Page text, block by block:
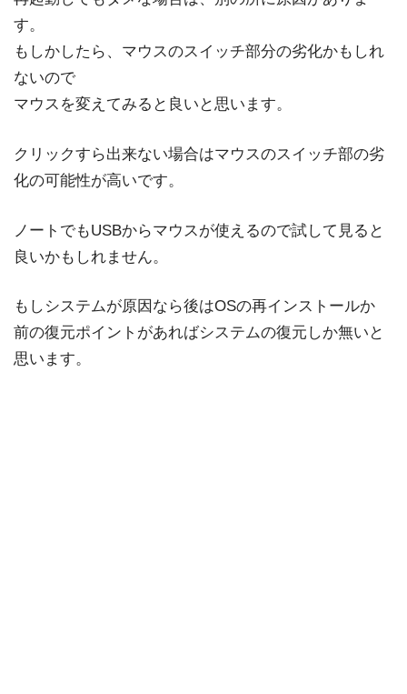
す。
もしかしたら、マウスのスイッチ部分の劣化かもしれ
ないので
マウスを変えてみると良いと思います。
クリックすら出来ない場合はマウスのスイッチ部の劣
化の可能性が高いです。
ノートでもUSBからマウスが使えるので試して見ると
良いかもしれません。
もしシステムが原因なら後はOSの再インストールか
前の復元ポイントがあればシステムの復元しか無いと
思います。